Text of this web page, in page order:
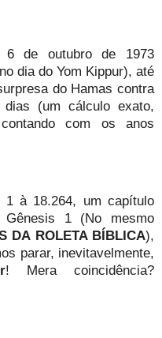
6 de outubro de 1973
dia do Yom Kippur), até
do Hamas contra
(um cálculo exato,
com os anos
1 à 18.264, um capítulo
1 (No mesmo
DA ROLETA BÍBLICA),
parar, inevitavelmente,
! Mera coincidência?